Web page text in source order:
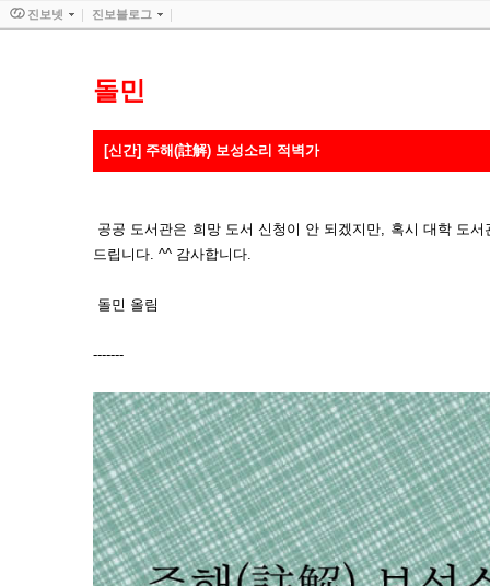
돌민
[신간] 주해(註解) 보성소리 적벽가
공공 도서관은 희망 도서 신청이 안 되겠지만, 혹시 대학 도
드립니다. ^^ 감사합니다.
돌민 올림
-------
진보넷 진보블로그